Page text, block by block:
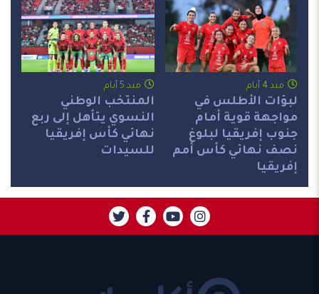
مند 4 أيام
لبؤات الأطلس في
مواجهة قوية أمام
جنوب إفريقيا لبلوغ
نصف نهائي كأس أمم
إفريقيا
مند 5 أيام
المنتخب الوطني
النسوي يتأهل إلى ربع
نهائي كأس إفريقيا
للسيدات